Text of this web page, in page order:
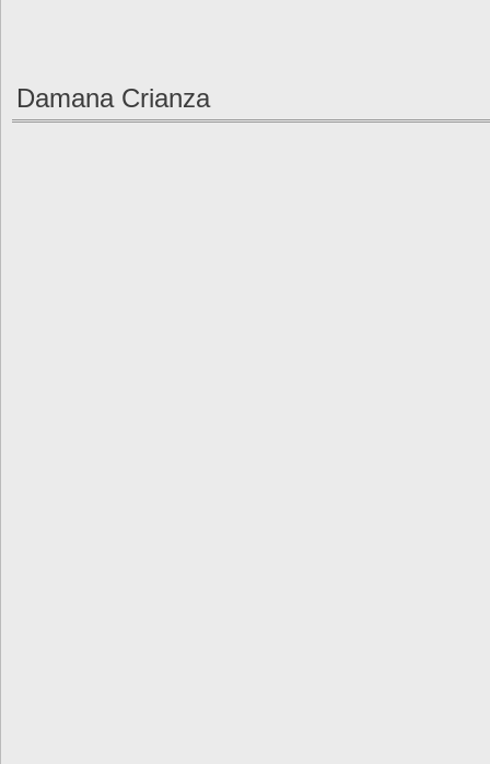
Damana Crianza